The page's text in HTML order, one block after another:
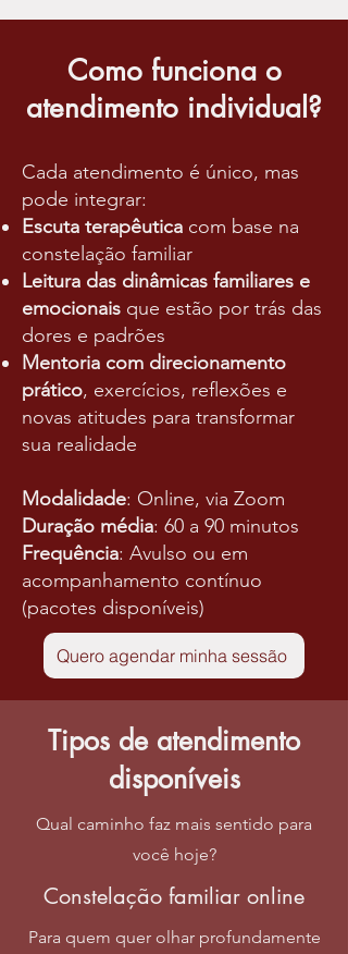
Como funciona o
atendimento individual?
Cada atendimento é único, mas
pode integrar:
Escuta terapêutica com base na
constelação familiar
Leitura das dinâmicas familiares e
emocionais que estão por trás das
dores e padrões
Mentoria com direcionamento
prático, exercícios, reflexões e
novas atitudes para transformar
sua realidade
Modalidade: Online, via Zoom
Duração média: 60 a 90 minutos
Frequência: Avulso ou em
acompanhamento contínuo
(pacotes disponíveis)
Quero agendar minha sessão
Tipos de atendimento
disponíveis
Qual caminho faz mais sentido para
você hoje?
Constelação familiar online
Para quem quer olhar profundamente